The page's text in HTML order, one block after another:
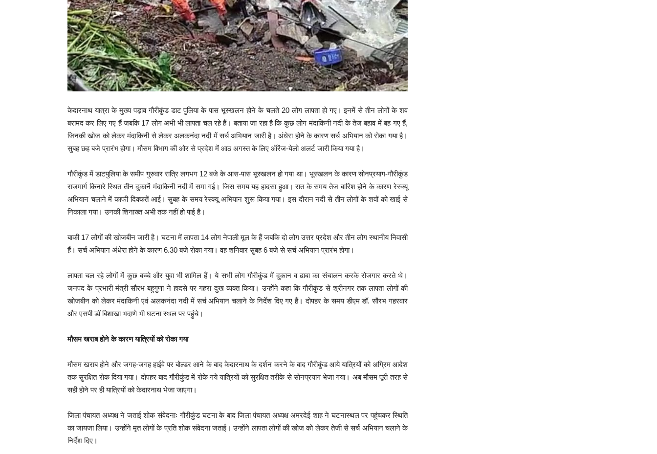
केदारनाथ यात्रा के मुख्य पड़ाव गौरीकुंड डाट पुलिया के पास भूस्खलन होने के चलते 20 लोग लापता हो गए। इनमें से तीन लोगों के शव
बरामद कर लिए गए हैं जबकि 17 लोग अभी भी लापता चल रहे हैं। बताया जा रहा है कि कुछ लोग मंदाकिनी नदी के तेज बहाव में बह गए हैं,
जिनकी खोज को लेकर मंदाकिनी से लेकर अलकनंदा नदी में सर्च अभियान जारी है। अंधेरा होने के कारण सर्च अभियान को रोका गया है।
सुबह छह बजे प्रारंभ होगा। मौसम विभाग की ओर से प्रदेश में आठ अगस्त के लिए ऑरेंज-येलो अलर्ट जारी किया गया है।
गौरीकुंड में डाटपुलिया के समीप गुरुवार रात्रि लगभग 12 बजे के आस-पास भूस्खलन हो गया था। भूस्खलन के कारण सोनप्रयाग-गौरीकुंड
राजमार्ग किनारे स्थित तीन दुकानें मंदाकिनी नदी में समा गई। जिस समय यह हादसा हुआ। रात के समय तेज बारिश होने के कारण रेस्क्यू
अभियान चलाने में काफी दिक्कतें आई। सुबह के समय रेस्क्यू अभियान शुरू किया गया। इस दौरान नदी से तीन लोगों के शवों को खाई से
निकाला गया। उनकी शिनाख्त अभी तक नहीं हो पाई है।
बाकी 17 लोगों की खोजबीन जारी है। घटना में लापता 14 लोग नेपाली मूल के हैं जबकि दो लोग उत्तर प्रदेश और तीन लोग स्थानीय निवासी
हैं। सर्च अभियान अंधेरा होने के कारण 6.30 बजे रोका गया। वह शनिवार सुबह 6 बजे से सर्च अभियान प्रारंभ होगा।
लापता चल रहे लोगों में कुछ बच्चे और युवा भी शामिल हैं। ये सभी लोग गौरीकुंड में दुकान व ढाबा का संचालन करके रोजगार करते थे।
जनपद के प्रभारी मंत्री सौरभ बहुगुणा ने हादसे पर गहरा दुख व्यक्त किया। उन्होंने कहा कि गौरीकुंड से श्रीनगर तक लापता लोगों की
खोजबीन को लेकर मंदाकिनी एवं अलकनंदा नदी में सर्च अभियान चलाने के निर्देश दिए गए हैं। दोपहर के समय डीएम डॉ. सौरभ गहरवार
और एसपी डॉ बिशाखा भदाणे भी घटना स्थल पर पहुंचे।
मौसम खराब होने के कारण यात्रियों को रोका गया
मौसम खराब होने और जगह-जगह हाईवे पर बोल्डर आने के बाद केदारनाथ के दर्शन करने के बाद गौरीकुंड आये यात्रियों को अग्रिम आदेश
तक सुरक्षित रोक दिया गया। दोपहर बाद गौरीकुंड में रोके गये यात्रियों को सुरक्षित तरीके से सोनप्रयाग भेजा गया। अब मौसम पूरी तरह से
सही होने पर ही यात्रियों को केदारनाथ भेजा जाएगा।
जिला पंचायत अध्यक्ष ने जताई शोक संवेदनाः गौरीकुंड घटना के बाद जिला पंचायत अध्यक्ष अमरदेई शाह ने घटनास्थल पर पहुंचकर स्थिति
का जायजा लिया। उन्होंने मृत लोगों के प्रति शोक संवेदना जताई। उन्होंने लापता लोगों की खोज को लेकर तेजी से सर्च अभियान चलाने के
निर्देश दिए।